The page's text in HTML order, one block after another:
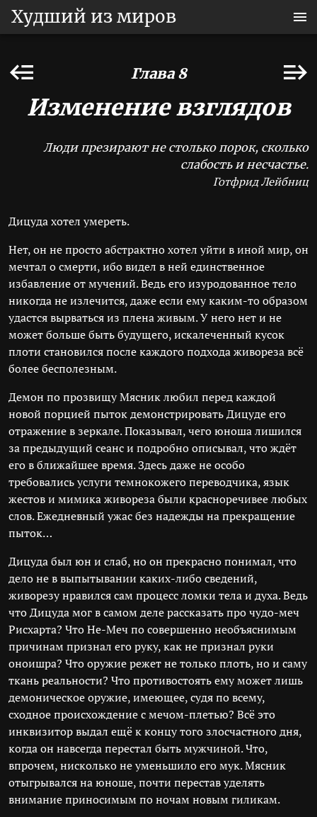
Худший из миров
Глава 8
Изменение взглядов
Люди презирают не столько порок, сколько
слабость и несчастье.
Готфрид Лейбниц
Дицуда хотел умереть.
Нет, он не просто абстрактно хотел уйти в иной мир, он
мечтал о смерти, ибо видел в ней единственное
избавление от мучений. Ведь его изуродованное тело
никогда не излечится, даже если ему каким-то образом
удастся вырваться из плена живым. У него нет и не
может больше быть будущего, искалеченный кусок
плоти становился после каждого подхода живореза всё
более бесполезным.
Демон по прозвищу Мясник любил перед каждой
новой порцией пыток демонстрировать Дицуде его
отражение в зеркале. Показывал, чего юноша лишился
за предыдущий сеанс и подробно описывал, что ждёт
его в ближайшее время. Здесь даже не особо
требовались услуги темнокожего переводчика, язык
жестов и мимика живореза были красноречивее любых
слов. Ежедневный ужас без надежды на прекращение
пыток…
Дицуда был юн и слаб, но он прекрасно понимал, что
дело не в выпытывании каких-либо сведений,
живорезу нравился сам процесс ломки тела и духа. Ведь
что Дицуда мог в самом деле рассказать про чудо-меч
Рисхарта? Что Не-Меч по совершенно необъяснимым
причинам признал его руку, как не признал руки
оноишра? Что оружие режет не только плоть, но и саму
ткань реальности? Что противостоять ему может лишь
демоническое оружие, имеющее, судя по всему,
сходное происхождение с мечом-плетью? Всё это
инквизитор выдал ещё к концу того злосчастного дня,
когда он навсегда перестал быть мужчиной. Что,
впрочем, нисколько не уменьшило его мук. Мясник
отыгрывался на юноше, почти перестав уделять
внимание приносимым по ночам новым гиликам.